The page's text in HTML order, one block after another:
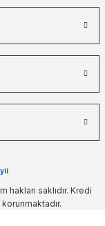
hakları saklıdır. Kredi